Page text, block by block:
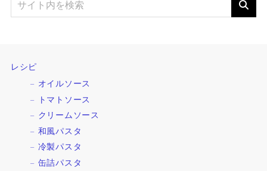
レシピ
オイルソース
トマトソース
クリームソース
和風パスタ
冷製パスタ
缶詰パスタ